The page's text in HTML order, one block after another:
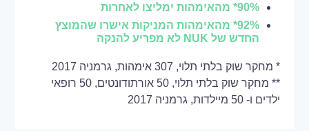
90%* מהאימהות ימליצו לאחרות
92%* מהאימהות המניקות אישרו שהמוצץ
החדש של NUK לא מפריע להנקה
* מחקר שוק בלתי תלוי, 307 אימהות, גרמניה 2017
** מחקר שוק בלתי תלוי, 50 אורתודונטים, 50 רופאי
ילדים ו- 50 מיילדות, גרמניה 2017